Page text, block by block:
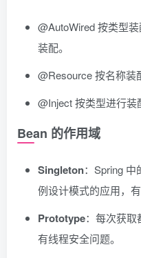
@AutoWired 按类型
装配。
@Resource 按名称装
@Inject 按类型进行装
Bean 的作用域
Singleton：Spring
例设计模式的应用，有
Prototype：每次获
有线程安全问题。